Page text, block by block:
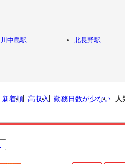
川中島駅
北長野駅
新着順 高収入 勤務日数が少ない 人